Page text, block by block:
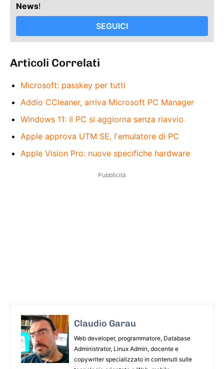
News!
SEGUICI
Articoli Correlati
Microsoft: passkey per tutti
Addio CCleaner, arriva Microsoft PC Manager
Windows 11: il PC si aggiorna senza riavvio
Apple approva UTM SE, l'emulatore di PC
Apple Vision Pro: nuove specifiche hardware
Pubblicità
Claudio Garau
Web developer, programmatore, Database
Administrator, Linux Admin, docente e
copywriter specializzato in contenuti sulle